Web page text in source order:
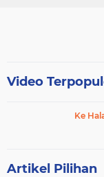
Video
Ke
Artikel Pilihan